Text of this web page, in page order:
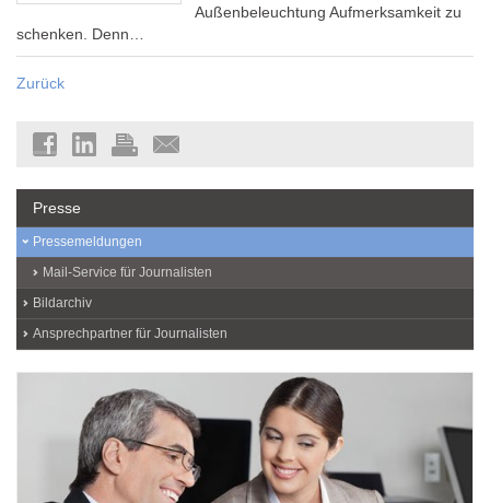
Außenbeleuchtung Aufmerksamkeit zu
schenken. Denn…
Zurück
Presse
Pressemeldungen
Mail-Service für Journalisten
Bildarchiv
Ansprechpartner für Journalisten